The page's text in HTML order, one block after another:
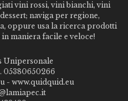
vini rossi, vini bianchi, vini
naviga per regione,
oppure usa la ricerca prodotti
maniera facile e veloce!
05380650266
- www.quidquid.eu